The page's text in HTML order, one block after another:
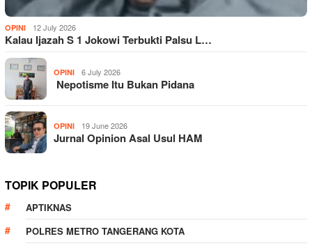
OPINI 12 July 2026
Kalau Ijazah S 1 Jokowi Terbukti Palsu L…
OPINI 6 July 2026
Nepotisme Itu Bukan Pidana
OPINI 19 June 2026
Jurnal Opinion Asal Usul HAM
TOPIK POPULER
APTIKNAS
POLRES METRO TANGERANG KOTA